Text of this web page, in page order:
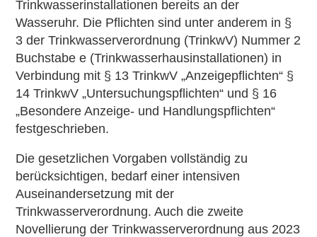
Trinkwasserinstallationen bereits an der
Wasseruhr. Die Pflichten sind unter anderem in §
3 der Trinkwasserverordnung (TrinkwV) Nummer 2
Buchstabe e (Trinkwasserhausinstallationen) in
Verbindung mit § 13 TrinkwV „Anzeigepflichten“ §
14 TrinkwV „Untersuchungspflichten“ und § 16
„Besondere Anzeige- und Handlungspflichten“
festgeschrieben.
Die gesetzlichen Vorgaben vollständig zu
berücksichtigen, bedarf einer intensiven
Auseinandersetzung mit der
Trinkwasserverordnung. Auch die zweite
Novellierung der Trinkwasserverordnung aus 2023